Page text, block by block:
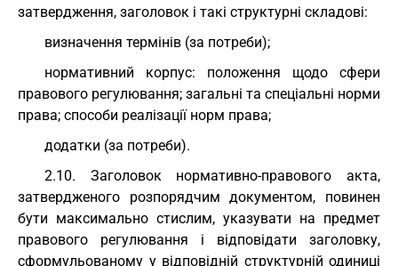
затвердження, заголовок і такі структурні складові:
визначення термінів (за потреби);
нормативний корпус: положення щодо сфери
правового регулювання; загальні та спеціальні норми
права; способи реалізації норм права;
додатки (за потреби).
2.10. Заголовок нормативно-правового акта,
затвердженого розпорядчим документом, повинен
бути максимально стислим, указувати на предмет
правового регулювання і відповідати заголовку,
сформульованому у відповідній структурній одиниці